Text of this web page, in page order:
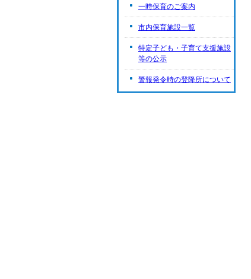
一時保育のご案内
市内保育施設一覧
特定子ども・子育て支援施設
等の公示
警報発令時の登降所について